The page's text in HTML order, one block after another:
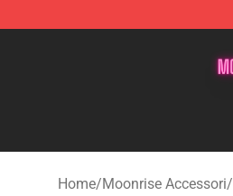
Home/Moonrise Accessori/